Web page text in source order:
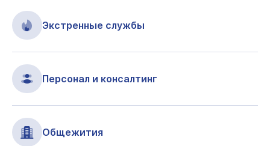
Экстренные службы
Персонал и консалтинг
Общежития